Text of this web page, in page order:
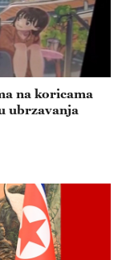
na koricama
ubrzavanja